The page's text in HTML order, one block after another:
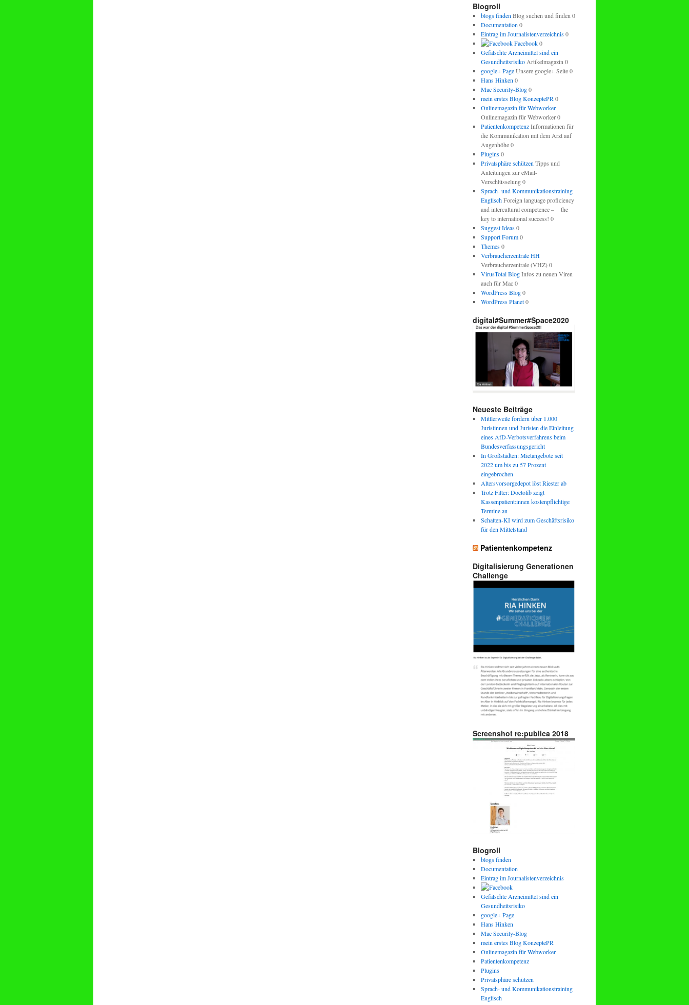
Blogroll
blogs finden Blog suchen und finden 0
Documentation 0
Eintrag im Journalistenverzeichnis0
Facebook0
Gefälschte Arzneimittel sind ein
GesundheitsrisikoArtikelmagazin 0
google+ PageUnsere google+ Seite 0
Hans Hinken 0
Mac Security-Blog0
mein erstes Blog KonzeptePR 0
Onlinemagazin für Webworker
Onlinemagazin für Webworker 0
PatientenkompetenzInformationen für
die Kommunikation mit dem Arzt auf
Augenhöhe 0
Plugins0
Privatsphäre schützen Tipps und
Anleitungen zur eMail-
Verschlüsselung 0
Sprach- und Kommunikationstraining
EnglischForeign language proficiency
and intercultural competence – the
key to international success! 0
Suggest Ideas0
Support Forum0
Themes0
Verbraucherzentrale HH
Verbraucherzentrale (VHZ) 0
VirusTotal BlogInfos zu neuen Viren
auch für Mac 0
WordPress Blog0
WordPress Planet0
digital#Summer#Space2020
Neueste Beiträge
Mittlerweile fordern über 1.000
Juristinnen und Juristen die Einleitung
eines AfD-Verbotsverfahrens beim
Bundesverfassungsgericht
In Großstädten: Mietangebote seit
2022 um bis zu 57 Prozent
eingebrochen
Altersvorsorgedepot löst Riester ab
Trotz Filter: Doctolib zeigt
Kassenpatient:innen kostenpflichtige
Termine an
Schatten-KI wird zum Geschäftsrisiko
für den Mittelstand
Patientenkompetenz
Digitalisierung Generationen
Challenge
Screenshot re:publica 2018
Blogroll
blogs finden
Documentation
Eintrag im Journalistenverzeichnis
Gefälschte Arzneimittel sind ein
Gesundheitsrisiko
google+ Page
Hans Hinken
Mac Security-Blog
mein erstes Blog KonzeptePR
Onlinemagazin für Webworker
Patientenkompetenz
Plugins
Privatsphäre schützen
Sprach- und Kommunikationstraining
Englisch